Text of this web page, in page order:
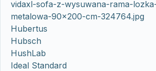
vidaxl-sofa-z-wysuwana-rama-
metalowa-90×200-cm-324764.jpg
Hubertus
Hubsch
HushLab
Ideal Standard